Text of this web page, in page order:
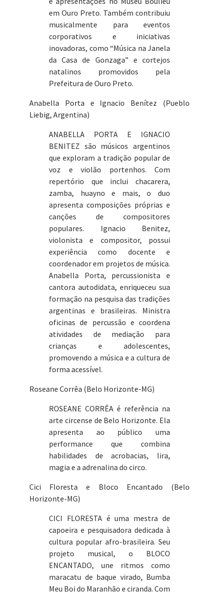
em Ouro Preto. Também contribuiu
musicalmente para eventos
corporativos e iniciativas
inovadoras, como “Música na Janela
da Casa de Gonzaga” e cortejos
natalinos promovidos pela
Prefeitura de Ouro Preto.
Anabella Porta e Ignacio Benítez (Pueblo
Liebig, Argentina)
ANABELLA PORTA E IGNACIO
BENITEZ são músicos argentinos
que exploram a tradição popular de
voz e violão portenhos. Com
repertório que inclui chacarera,
zamba, huayno e mais, o duo
apresenta composições próprias e
canções de compositores
populares. Ignacio Benitez,
violonista e compositor, possui
experiência como docente e
coordenador em projetos de música.
Anabella Porta, percussionista e
cantora autodidata, enriqueceu sua
formação na pesquisa das tradições
argentinas e brasileiras. Ministra
oficinas de percussão e coordena
atividades de mediação para
crianças e adolescentes,
promovendo a música e a cultura de
forma acessível.
Roseane Corrêa (Belo Horizonte-MG)
ROSEANE CORRÊA é referência na
arte circense de Belo Horizonte. Ela
apresenta ao público uma
performance que combina
habilidades de acrobacias, lira,
magia e a adrenalina do circo.
Cici Floresta e Bloco Encantado (Belo
Horizonte-MG)
CICI FLORESTA é uma mestra de
capoeira e pesquisadora dedicada à
cultura popular afro-brasileira. Seu
projeto musical, o BLOCO
ENCANTADO, une ritmos como
maracatu de baque virado, Bumba
Meu Boi do Maranhão e ciranda. Com